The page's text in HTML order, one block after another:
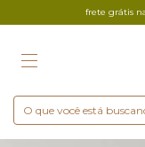
frete grátis